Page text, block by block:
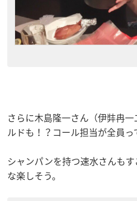
さらに木島隆一さん（伊弉冉
ルドも！？コール担当が全員
シャンパンを持つ速水さんも
な楽しそう。